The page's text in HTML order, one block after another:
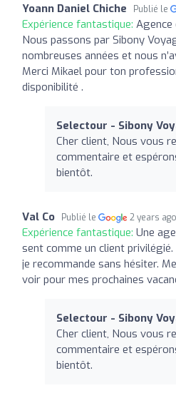
Yoann Daniel Chiche Publié le
Expérience fantastique: Agence
Nous passons par Sibony
nombreuses années et nous
Merci Mikael pour ton
disponibilité .
Selectour - Sibony
Cher client, Nous vous
commentaire et
bientôt.
Val Co Publié le 2 years ago
Expérience fantastique: Une
sent comme un client
je recommande sans hésiter.
voir pour mes prochaines
Selectour - Sibony
Cher client, Nous vous
commentaire et
bientôt.